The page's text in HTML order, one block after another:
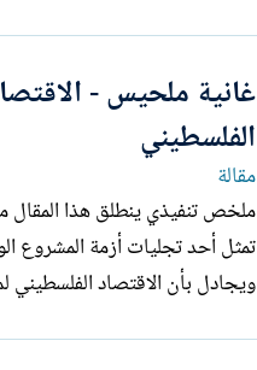
غانية ملحيس -
الفلسطيني
مقالة
ملخص تنفيذي ينطلق
تمثل أحد تجليات أزمة المشروع
ويجادل بأن الاقتصاد الفلسطيني